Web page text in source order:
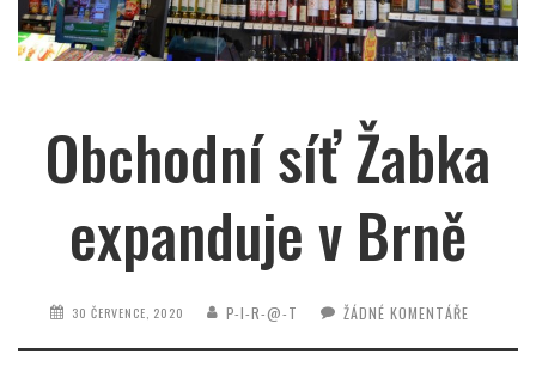
Obchodní síť Žabka
expanduje v Brně
30 ČERVENCE, 2020 P-I-R-@-T ŽÁDNÉ KOMENTÁŘE